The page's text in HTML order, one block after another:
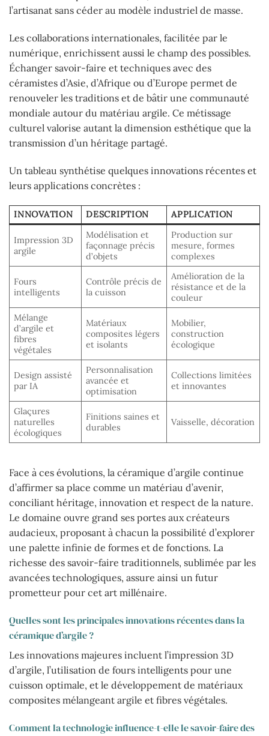
l’artisanat sans céder au modèle industriel de masse.
Les collaborations internationales, facilitée par le
numérique, enrichissent aussi le champ des possibles.
Échanger savoir-faire et techniques avec des
céramistes d’Asie, d’Afrique ou d’Europe permet de
renouveler les traditions et de bâtir une communauté
mondiale autour du matériau argile. Ce métissage
culturel valorise autant la dimension esthétique que la
transmission d’un héritage partagé.
Un tableau synthétise quelques innovations récentes et
leurs applications concrètes :
INNOVATION DESCRIPTION APPLICATION
Impression 3D
argile
Modélisation et
façonnage précis
d’objets
Production sur
mesure, formes
complexes
Fours
intelligents
Contrôle précis de
la cuisson
Amélioration de la
résistance et de la
couleur
Mélange
d’argile et
fibres
végétales
Matériaux
composites légers
et isolants
Mobilier,
construction
écologique
Design assisté
par IA
Personnalisation
avancée et
optimisation
Collections limitées
et innovantes
Glaçures
naturelles
écologiques
Finitions saines et
durables
Vaisselle, décoration
Face à ces évolutions, la céramique d’argile continue
d’affirmer sa place comme un matériau d’avenir,
conciliant héritage, innovation et respect de la nature.
Le domaine ouvre grand ses portes aux créateurs
audacieux, proposant à chacun la possibilité d’explorer
une palette infinie de formes et de fonctions. La
richesse des savoir-faire traditionnels, sublimée par les
avancées technologiques, assure ainsi un futur
prometteur pour cet art millénaire.
Quelles sont les principales innovations récentes dans la
céramique d’argile ?
Les innovations majeures incluent l’impression 3D
d’argile, l’utilisation de fours intelligents pour une
cuisson optimale, et le développement de matériaux
composites mélangeant argile et fibres végétales.
Comment la technologie influence-t-elle le savoir-faire des